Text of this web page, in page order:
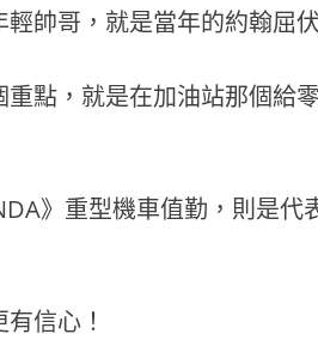
帥哥，就是當年的約翰屈伏
點，就是在加油站那個給
》重型機車值勤，則是代
信心！